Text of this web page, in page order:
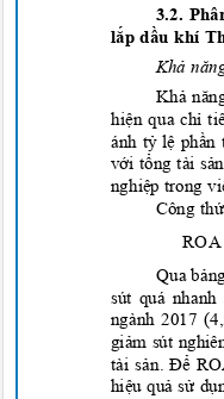
3.2.
lắp dầu khí
Khả
Khả
hiện qua chỉ
ánh tỷ lệ phần
với tổng tài
nghiệp trong
Công
ROA
Qua
sút quá
ngành 2017
giảm sút
tài sản. Để
hiệu quả sử